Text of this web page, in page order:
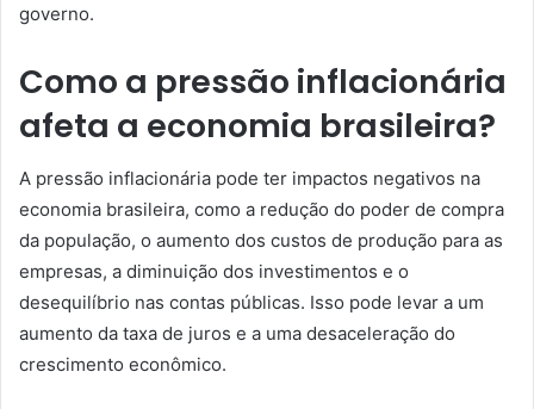
governo.
Como a pressão inflacionária
afeta a economia brasileira?
A pressão inflacionária pode ter impactos negativos na
economia brasileira, como a redução do poder de compra
da população, o aumento dos custos de produção para as
empresas, a diminuição dos investimentos e o
desequilíbrio nas contas públicas. Isso pode levar a um
aumento da taxa de juros e a uma desaceleração do
crescimento econômico.